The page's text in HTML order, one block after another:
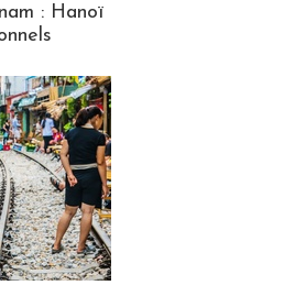
: Hanoï